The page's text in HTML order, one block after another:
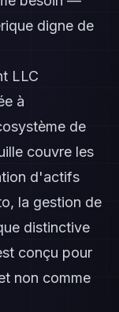
digne de
LLC
à
de
couvre les
d'actifs
la gestion de
distinctive
conçu pour
non comme